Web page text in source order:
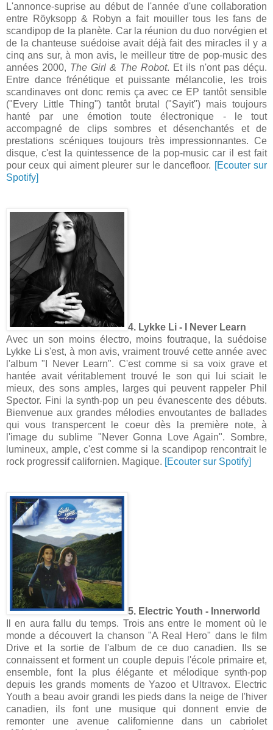
L'annonce-suprise au début de l'année d'une collaboration
entre Röyksopp & Robyn a fait mouiller tous les fans de
scandipop de la planète. Car la réunion du duo norvégien et
de la chanteuse suédoise avait déjà fait des miracles il y a
cinq ans sur, à mon avis, le meilleur titre de pop-music des
années 2000, The Girl & The Robot. Et ils n'ont pas déçu.
Entre dance frénétique et puissante mélancolie, les trois
scandinaves ont donc remis ça avec ce EP tantôt sensible
("Every Little Thing") tantôt brutal ("Sayit") mais toujours
hanté par une émotion toute électronique - le tout
accompagné de clips sombres et désenchantés et de
prestations scéniques toujours très impressionnantes. Ce
disque, c'est la quintessence de la pop-music car il est fait
pour ceux qui aiment pleurer sur le dancefloor. [Ecouter sur
Spotify]
4. Lykke Li - I Never Learn
Avec un son moins électro, moins foutraque, la suédoise
Lykke Li s'est, à mon avis, vraiment trouvé cette année avec
l'album "I Never Learn". C'est comme si sa voix grave et
hantée avait véritablement trouvé le son qui lui sciait le
mieux, des sons amples, larges qui peuvent rappeler Phil
Spector. Fini la synth-pop un peu évanescente des débuts.
Bienvenue aux grandes mélodies envoutantes de ballades
qui vous transpercent le coeur dès la première note, à
l'image du sublime "Never Gonna Love Again". Sombre,
lumineux, ample, c'est comme si la scandipop rencontrait le
rock progressif californien. Magique. [Ecouter sur Spotify]
5. Electric Youth - Innerworld
Il en aura fallu du temps. Trois ans entre le moment où le
monde a découvert la chanson "A Real Hero" dans le film
Drive et la sortie de l'album de ce duo canadien. Ils se
connaissent et forment un couple depuis l'école primaire et,
ensemble, font la plus élégante et mélodique synth-pop
depuis les grands moments de Yazoo et Ultravox. Electric
Youth a beau avoir grandi les pieds dans la neige de l'hiver
canadien, ils font une musique qui donnent envie de
remonter une avenue californienne dans un cabriolet